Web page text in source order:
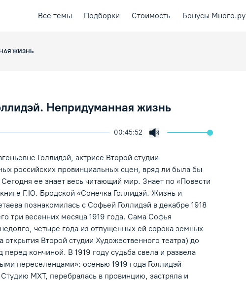
Все темы Подборки Стоимость Бонусы Много.ру
ЖИЗНЬ
Непридуманная жизнь
00:45:52
Голлидэй, актрисе Второй студии
российских провинциальных сцен, вряд ли была бы
ее знает весь читающий мир. Знает по «Повести
Г.Ю. Бродской «Сонечка Голлидэй. Жизнь и
познакомилась с Софьей Голлидэй в декабре 1918
три весенних месяца 1919 года. Сама Софья
четыре года из отпущенных ей сорока земных
открытия Второй студии Художественного театра) до
кончиной. В 1919 году судьба свела и развела
переселенцами»: осенью 1919 года Голлидэй
МХТ, перебралась в провинцию, застряла и